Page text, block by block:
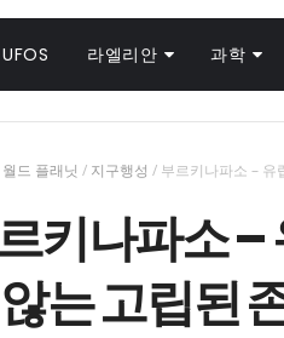
UFOS 라엘리안 과학
월드 플래닛 / 지구행성 / 부르키나파소 – 유
키나파소 –
는 고립된